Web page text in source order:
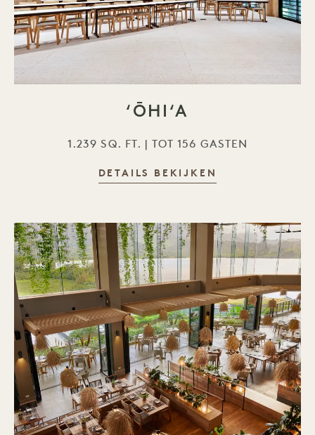
ʻŌHIʻA
1.239 SQ. FT. | TOT 156 GASTEN
DETAILS BEKIJKEN